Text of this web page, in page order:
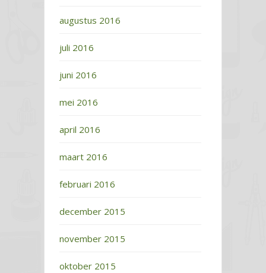
augustus 2016
juli 2016
juni 2016
mei 2016
april 2016
maart 2016
februari 2016
december 2015
november 2015
oktober 2015